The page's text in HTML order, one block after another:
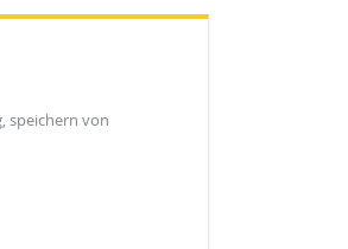
speichern von